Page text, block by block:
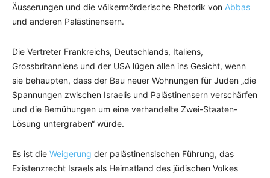
Äusserungen und die völkermörderische Rhetorik von Abbas
und anderen Palästinensern.
Die Vertreter Frankreichs, Deutschlands, Italiens,
Grossbritanniens und der USA lügen allen ins Gesicht, wenn
sie behaupten, dass der Bau neuer Wohnungen für Juden „die
Spannungen zwischen Israelis und Palästinensern verschärfen
und die Bemühungen um eine verhandelte Zwei-Staaten-
Lösung untergraben“ würde.
Es ist die Weigerung der palästinensischen Führung, das
Existenzrecht Israels als Heimatland des jüdischen Volkes